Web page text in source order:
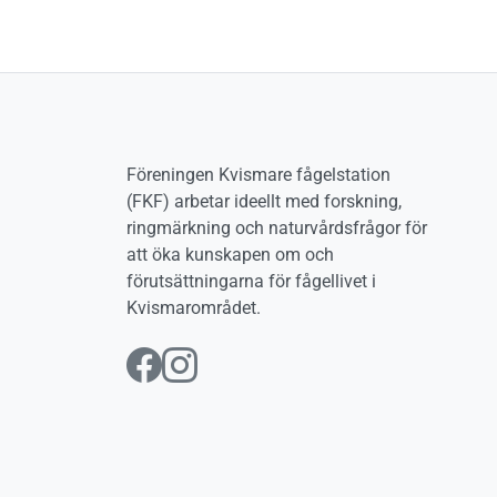
Föreningen Kvismare fågelstation
(FKF) arbetar ideellt med forskning,
ringmärkning och naturvårdsfrågor för
att öka kunskapen om och
förutsättningarna för fågellivet i
Kvismarområdet.
Följ oss på Facebook
Följ oss på